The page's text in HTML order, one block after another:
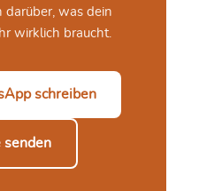
darüber, was dein
wirklich braucht.
schreiben
senden